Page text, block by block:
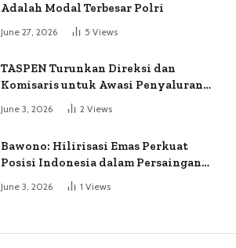
Adalah Modal Terbesar Polri
June 27, 2026 5 Views
TASPEN Turunkan Direksi dan
Komisaris untuk Awasi Penyaluran
June 3, 2026 2 Views
Bawono: Hilirisasi Emas Perkuat
Posisi Indonesia dalam Persaingan
Industri Global
June 3, 2026 1 Views